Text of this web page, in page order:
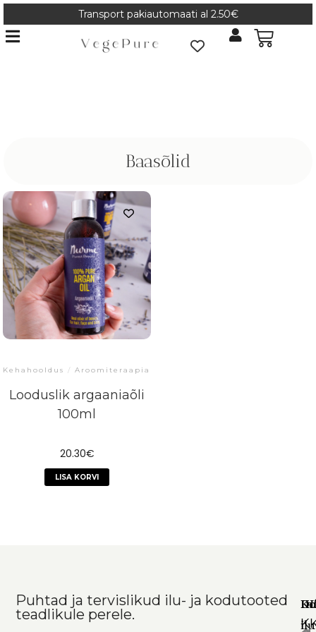
Transport pakiautomaati al 2.50€
Baasõlid
Kehahooldus / Aroomiteraapia
Looduslik argaaniaõli
100ml
20.30€
LISA KORVI
Puhtad ja tervislikud ilu- ja kodutooted
teadlikule perele.